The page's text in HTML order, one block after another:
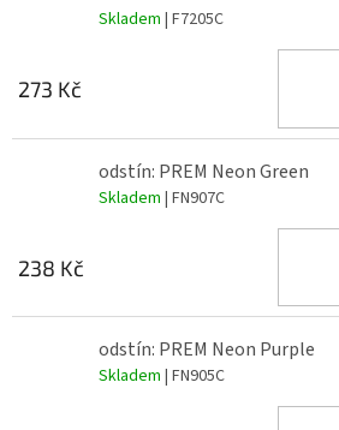
Skladem | F7205C
273 Kč
odstín: PREM Neon Green
Skladem | FN907C
238 Kč
odstín: PREM Neon Purple
Skladem | FN905C